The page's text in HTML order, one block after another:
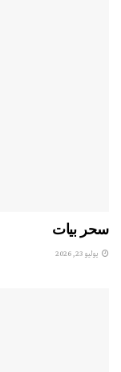
سحر بيات
يوليو 23, 2026